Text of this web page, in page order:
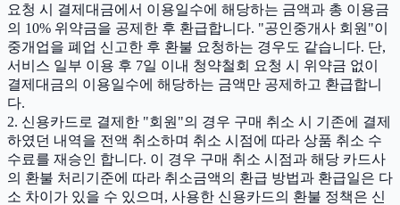
요청 시 결제대금에서 이용일수에 해당하는 금액과 총 이용금
의 10% 위약금을 공제한 후 환급합니다. "공인중개사 회원"이
중개업을 폐업 신고한 후 환불 요청하는 경우도 같습니다. 단,
서비스 일부 이용 후 7일 이내 청약철회 요청 시 위약금 없이
결제대금의 이용일수에 해당하는 금액만 공제하고 환급합니
다.
2. 신용카드로 결제한 "회원"의 경우 구매 취소 시 기존에 결제
하였던 내역을 전액 취소하며 취소 시점에 따라 상품 취소 수
수료를 재승인 합니다. 이 경우 구매 취소 시점과 해당 카드사
의 환불 처리기준에 따라 취소금액의 환급 방법과 환급일은 다
소 차이가 있을 수 있으며, 사용한 신용카드의 환불 정책은 신